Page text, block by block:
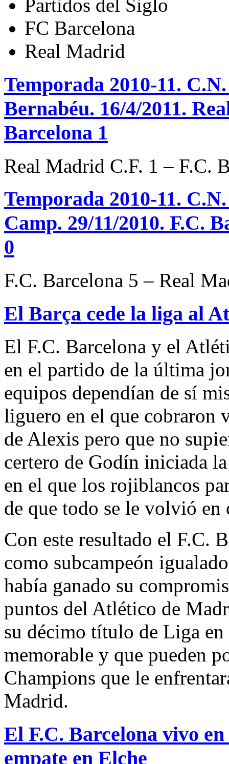
Partidos del Siglo
FC Barcelona
Real Madrid
Temporada 2010-11.
Bernabéu. 16/4/2011.
Barcelona 1
Real Madrid C.F. 1 – F.C.
Temporada 2010-11.
Camp. 29/11/2010. F.C.
0
F.C. Barcelona 5 – Real
El Barça cede la liga al
El F.C. Barcelona y el
en el partido de la última
equipos dependían de sí
liguero en el que cobraron
de Alexis pero que no
certero de Godín iniciada
en el que los rojiblancos
de que todo se le volvió en
Con este resultado el F.C.
como subcampeón
había ganado su
puntos del Atlético de
su décimo título de Liga en
memorable y que pueden
Champions que le
Madrid.
El F.C. Barcelona vivo
empate en Elche